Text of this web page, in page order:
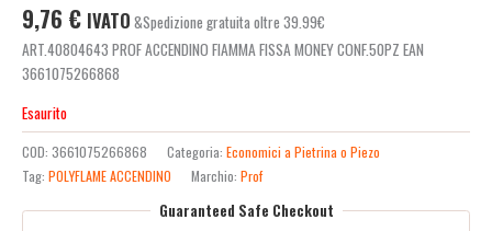
4.00 su
5 su
base di
9,76 € IVATO &Spedizione gratuita oltre 39.99€
ART.40804643 PROF ACCENDINO FIAMMA FISSA MONEY CONF.50PZ EAN
3661075266868
Esaurito
COD: 3661075266868 Categoria: Economici a Pietrina o Piezo
Tag: POLYFLAME ACCENDINO Marchio: Prof
Guaranteed Safe Checkout